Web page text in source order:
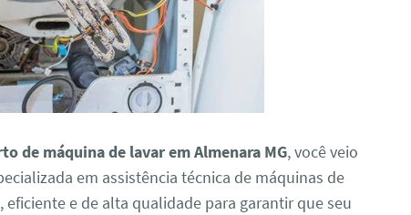
de máquina de lavar em Almenara MG, você veio
em assistência técnica de máquinas de
e de alta qualidade para garantir que seu